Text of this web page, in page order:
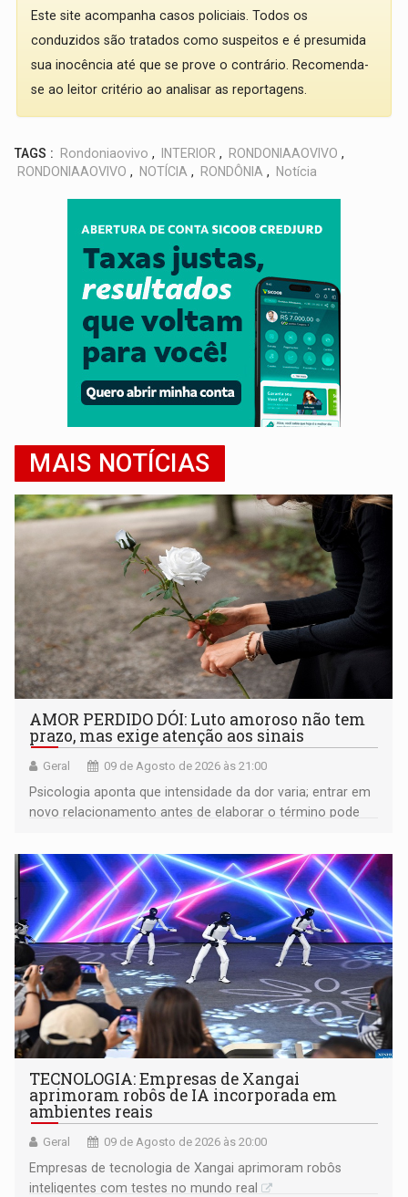
Este site acompanha casos policiais. Todos os
conduzidos são tratados como suspeitos e é presumida
sua inocência até que se prove o contrário. Recomenda-
se ao leitor critério ao analisar as reportagens.
TAGS : Rondoniaovivo , INTERIOR , RONDONIAAOVIVO ,
RONDONIAAOVIVO , NOTÍCIA , RONDÔNIA , Notícia
MAIS NOTÍCIAS
AMOR PERDIDO DÓI: Luto amoroso não tem
prazo, mas exige atenção aos sinais
Geral 09 de Agosto de 2026 às 21:00
Psicologia aponta que intensidade da dor varia; entrar em
novo relacionamento antes de elaborar o término pode
TECNOLOGIA: Empresas de Xangai
aprimoram robôs de IA incorporada em
ambientes reais
Geral 09 de Agosto de 2026 às 20:00
Empresas de tecnologia de Xangai aprimoram robôs
inteligentes com testes no mundo real